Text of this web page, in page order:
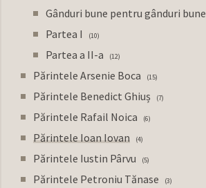
Gânduri bune pentru gânduri bune
Partea I 10
Partea a II-a 12
Părintele Arsenie Boca 15
Părintele Benedict Ghiuș 7
Părintele Rafail Noica 6
Părintele Ioan Iovan 4
Părintele Iustin Pârvu 5
Părintele Petroniu Tănase 3